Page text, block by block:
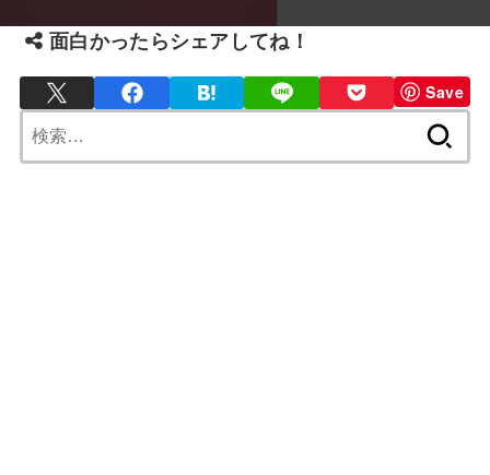
面白かったらシェアしてね！
Save
索: